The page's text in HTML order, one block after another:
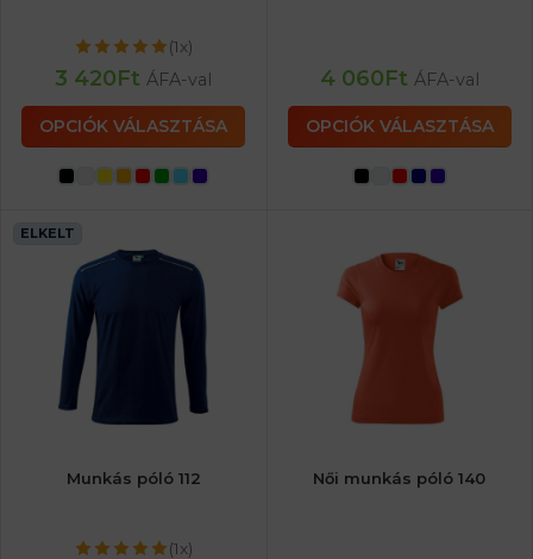
(1x)
3 420Ft ÁFA-val
OPCIÓK VÁLASZTÁSA
4 060Ft ÁFA-val
OPCIÓK VÁLASZTÁSA
ELKELT
Munkás póló 112
(1x)
Női munkás póló 140